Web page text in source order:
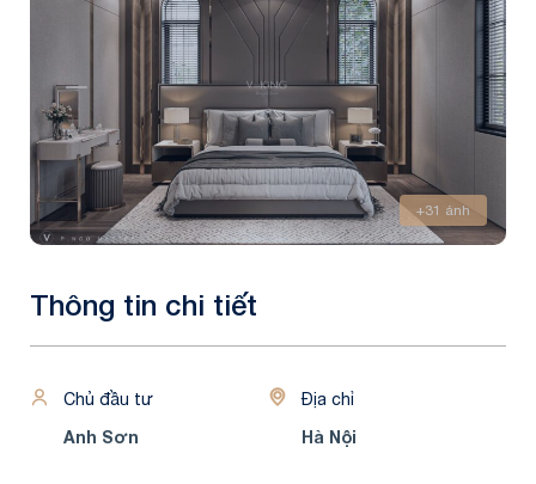
+31 ảnh
Thông tin chi tiết
Chủ đầu tư
Anh Sơn
Địa chỉ
Hà Nội